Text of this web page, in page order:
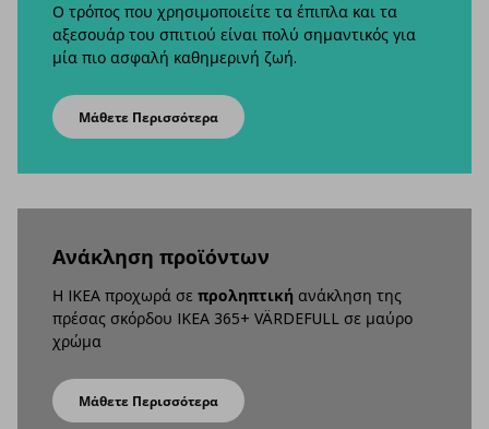
Ο τρόπος που χρησιμοποιείτε τα έπιπλα και τα
αξεσουάρ του σπιτιού είναι πολύ σημαντικός για
μία πιο ασφαλή καθημερινή ζωή.
Μάθετε Περισσότερα
Aνάκληση προϊόντων
Η IKEA προχωρά σε προληπτική ανάκληση της
πρέσας σκόρδου IKEA 365+ VÄRDEFULL σε μαύρο
χρώμα
Μάθετε Περισσότερα